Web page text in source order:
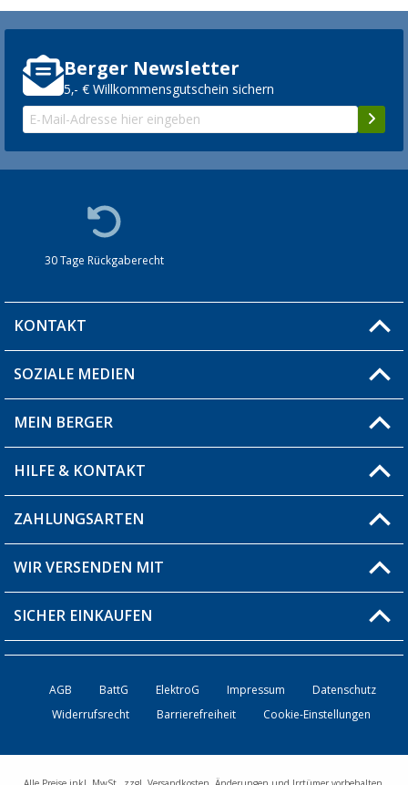
Berger Newsletter
5,- € Willkommensgutschein sichern
30 Tage Rückgaberecht
KONTAKT
Du hast eine Frage?
Filiale finden
SOZIALE MEDIEN
MEIN BERGER
Blog
Produkttester
Über uns
HILFE & KONTAKT
Fragen & Antworten / FAQ
Versandinformationen
Bestellstatus
Kontakt
ZAHLUNGSARTEN
WIR VERSENDEN MIT
SICHER EINKAUFEN
AGB BattG ElektroG Impressum
Datenschutz
Widerrufsrecht
Barrierefreiheit Cookie-Einstellungen